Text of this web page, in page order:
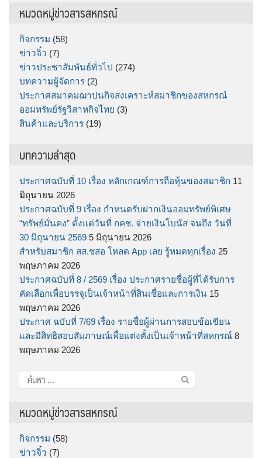
หมวดหมู่ข่าวสารสหกรณ์
กิจกรรม (58)
ข่าวจิ๋ว (7)
ข่าวประชาสัมพันธ์ทั่วไป (274)
บทความผู้จัดการ (2)
ประกาศสมาคมฌาปนกิจสงเคราะห์สมาชิกของสหกรณ์
ออมทรัพย์รัฐวิสาหกิจไทย (3)
สินค้าและบริการ (19)
บทความล่าสุด
ประกาศฉบับที่ 10 เรื่อง หลักเกณฑ์การถือหุ้นของสมาชิก 11
มิถุนายน 2026
ประกาศฉบับที่ 9 เรื่อง กำหนดรับฝากเงินออมทรัพย์พิเศษ
“ทรัพย์มั่นคง” ตั้งแต่วันที่ กคช. จ่ายเงินโบนัส จนถึง วันที่
30 มิถุนายน 2569 5 มิถุนายน 2026
สำหรับสมาชิก สส.ชสอ โหลด App เลย รู้หมดทุกเรื่อง 25
พฤษภาคม 2026
ประกาศฉบับที่ 8 / 2569 เรื่อง ประกาศรายชื่อผู้ที่ได้รับการ
คัดเลือกเพื่อบรรจุเป็นเจ้าหน้าที่สินเชื่อและการเงิน 15
พฤษภาคม 2026
ประกาศ ฉบับที่ 7/69 เรื่อง รายชื่อผู้ผ่านการสอบข้อเขียน
และมีสิทธิสอบสัมภาษณ์เพื่อแต่งตั้งเป็นเจ้าหน้าที่สหกรณ์ 8
พฤษภาคม 2026
ค้นหา
สำหรับ:
หมวดหมู่ข่าวสารสหกรณ์
กิจกรรม (58)
ข่าวจิ๋ว (7)